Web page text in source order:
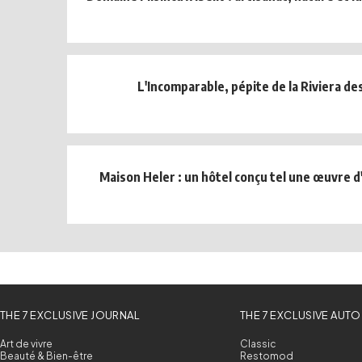
L'Incomparable, pépite de la Riviera
Maison Heler : un hôtel conçu tel une œuvre
THE 7 EXCLUSIVE JOURNAL
Art de vivre
Beauté & Bien-être
THE 7 EXCLUSIVE AUTO
Classic
Restomod